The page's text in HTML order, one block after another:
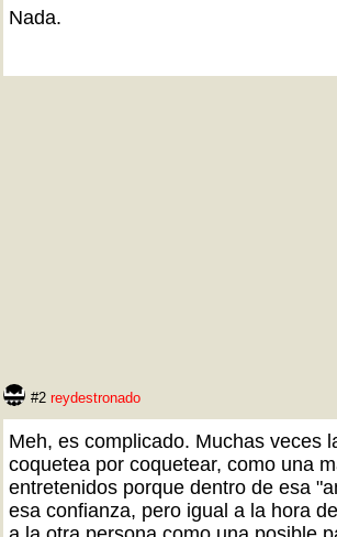
Nada.
#2 reydestronado
Meh, es complicado. Muchas veces
coquetea por coquetear, como una
entretenidos porque dentro de esa
esa confianza, pero igual a la hora